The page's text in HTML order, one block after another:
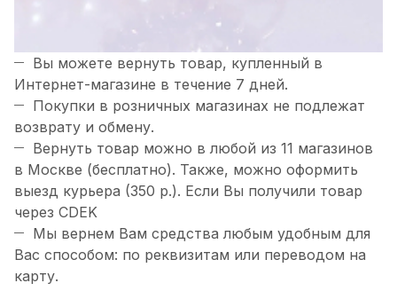
Вы можете вернуть товар, купленный в
Интернет-магазине в течение 7 дней.
Покупки в розничных магазинах не подлежат
возврату и обмену.
Вернуть товар можно в любой из 11 магазинов
в Москве (бесплатно). Также, можно оформить
выезд курьера (350 р.). Если Вы получили товар
через CDEK
Мы вернем Вам средства любым удобным для
Вас способом: по реквизитам или переводом на
карту.